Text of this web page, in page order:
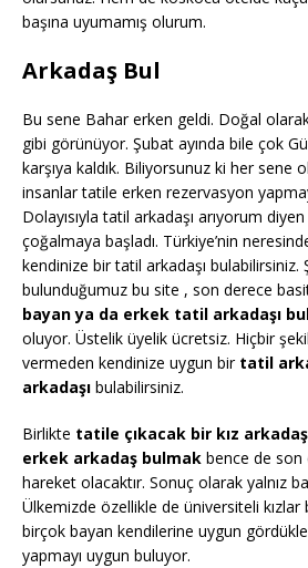
başına uyumamış olurum.
Arkadaş Bul
Bu sene Bahar erken geldi. Doğal
gibi görünüyor. Şubat ayında bile çok
karşıya kaldık. Biliyorsunuz ki her sene
insanlar tatile erken rezervasyon
Dolayısıyla tatil arkadaşı arıyorum diyen
çoğalmaya başladı. Türkiye’nin
kendinize bir tatil arkadaşı bulabilirsiniz.
bulunduğumuz bu site , son derece
bayan ya da erkek tatil arkadaşı
oluyor. Üstelik üyelik ücretsiz. Hiçbir
vermeden kendinize uygun birtatil
arkadaşı bulabilirsiniz.
Birlikte tatile çıkacak bir kız arkadaş
erkek arkadaş bulmak bence de son
hareket olacaktır. Sonuç olarak yalnız
Ülkemizde özellikle de üniversiteli
birçok bayan kendilerine uygun
yapmayı uygun buluyor.